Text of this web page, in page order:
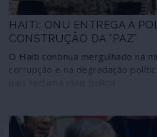
HAITI: ONU ENTREGA À
CONSTRUÇÃO DA “PAZ”
O Haiti continua mergulhado na
corrupção e na degradação